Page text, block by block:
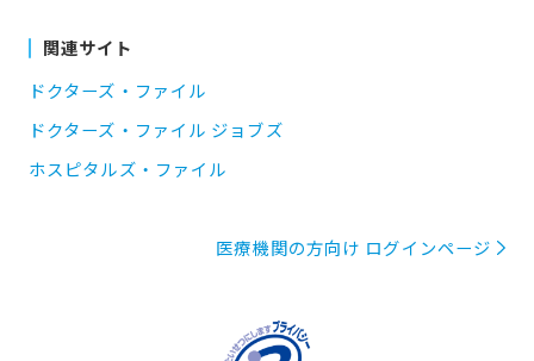
関連サイト
ドクターズ・ファイル
ドクターズ・ファイル ジョブズ
ホスピタルズ・ファイル
医療機関の方向け ログインページ